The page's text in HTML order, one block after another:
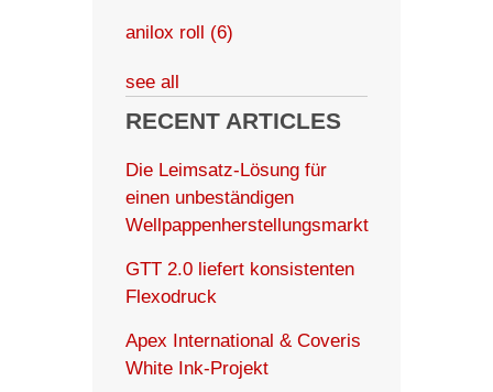
anilox roll (6)
see all
RECENT ARTICLES
Die Leimsatz-Lösung für
einen unbeständigen
Wellpappenherstellungsmarkt
GTT 2.0 liefert konsistenten
Flexodruck
Apex International & Coveris
White Ink-Projekt